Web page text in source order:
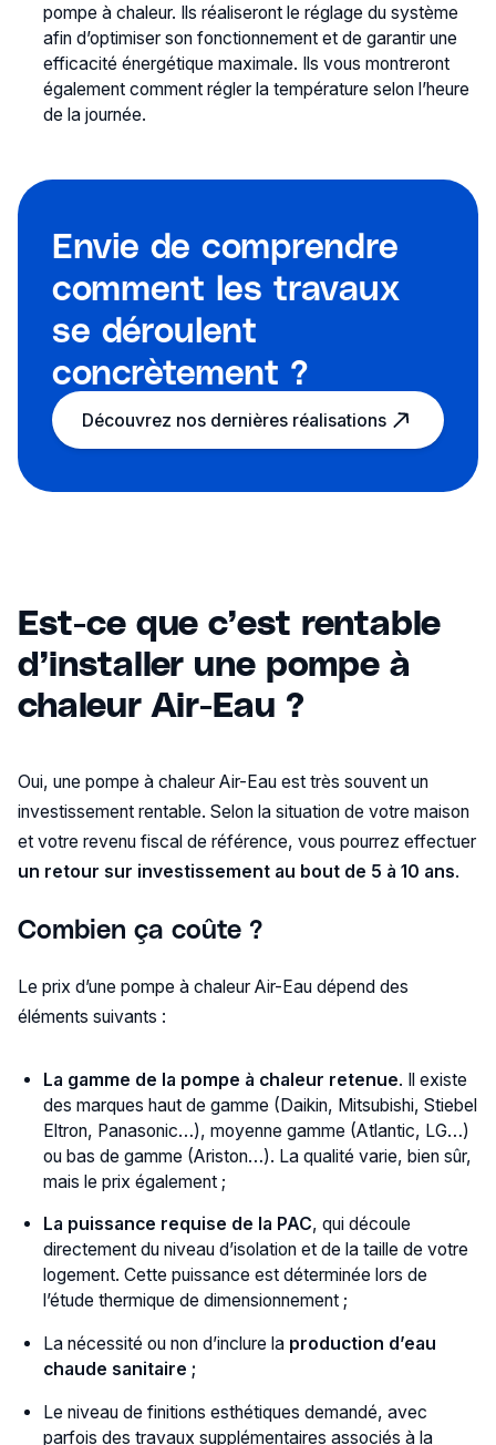
pompe à chaleur. Ils réaliseront le réglage du système
afin d’optimiser son fonctionnement et de garantir une
efficacité énergétique maximale. Ils vous montreront
également comment régler la température selon l’heure
de la journée.
Envie de comprendre
comment les travaux
se déroulent
concrètement ?
Découvrez nos dernières réalisations
Est-ce que c’est rentable
d’installer une pompe à
chaleur Air-Eau ?
Oui, une pompe à chaleur Air-Eau est très souvent un
investissement rentable. Selon la situation de votre maison
et votre revenu fiscal de référence, vous pourrez effectuer
un retour sur investissement au bout de 5 à 10 ans.
Combien ça coûte ?
Le prix d’une pompe à chaleur Air-Eau dépend des
éléments suivants :
La gamme de la pompe à chaleur retenue. Il existe
des marques haut de gamme (Daikin, Mitsubishi, Stiebel
Eltron, Panasonic…), moyenne gamme (Atlantic, LG…)
ou bas de gamme (Ariston…). La qualité varie, bien sûr,
mais le prix également ;
La puissance requise de la PAC, qui découle
directement du niveau d’isolation et de la taille de votre
logement. Cette puissance est déterminée lors de
l’étude thermique de dimensionnement ;
La nécessité ou non d’inclure la production d’eau
chaude sanitaire ;
Le niveau de finitions esthétiques demandé, avec
parfois des travaux supplémentaires associés à la